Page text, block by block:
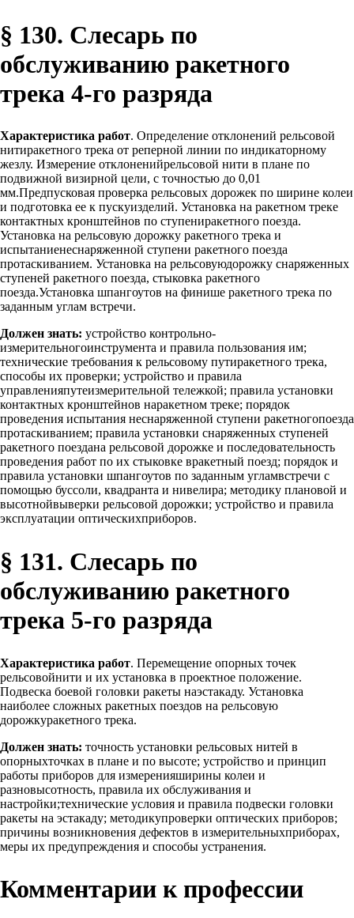
§ 130. Слесарь по
обслуживанию ракетного
трека 4-го разряда
Характеристика работ. Определение отклонений рельсовой
нитиракетного трека от реперной линии по индикаторному
жезлу. Измерение отклоненийрельсовой нити в плане по
подвижной визирной цели, с точностью до 0,01
мм.Предпусковая проверка рельсовых дорожек по ширине колеи
и подготовка ее к пускуизделий. Установка на ракетном треке
контактных кронштейнов по ступениракетного поезда.
Установка на рельсовую дорожку ракетного трека и
испытаниенеснаряженной ступени ракетного поезда
протаскиванием. Установка на рельсовуюдорожку снаряженных
ступеней ракетного поезда, стыковка ракетного
поезда.Установка шпангоутов на финише ракетного трека по
заданным углам встречи.
Должен знать: устройство контрольно-
измерительногоинструмента и правила пользования им;
технические требования к рельсовому путиракетного трека,
способы их проверки; устройство и правила
управленияпутеизмерительной тележкой; правила установки
контактных кронштейнов наракетном треке; порядок
проведения испытания неснаряженной ступени ракетногопоезда
протаскиванием; правила установки снаряженных ступеней
ракетного поездана рельсовой дорожке и последовательность
проведения работ по их стыковке вракетный поезд; порядок и
правила установки шпангоутов по заданным угламвстречи с
помощью буссоли, квадранта и нивелира; методику плановой и
высотнойвыверки рельсовой дорожки; устройство и правила
эксплуатации оптическихприборов.
§ 131. Слесарь по
обслуживанию ракетного
трека 5-го разряда
Характеристика работ. Перемещение опорных точек
рельсовойнити и их установка в проектное положение.
Подвеска боевой головки ракеты наэстакаду. Установка
наиболее сложных ракетных поездов на рельсовую
дорожкуракетного трека.
Должен знать: точность установки рельсовых нитей в
опорныхточках в плане и по высоте; устройство и принцип
работы приборов для измеренияширины колеи и
разновысотность, правила их обслуживания и
настройки;технические условия и правила подвески головки
ракеты на эстакаду; методикупроверки оптических приборов;
причины возникновения дефектов в измерительныхприборах,
меры их предупреждения и способы устранения.
Комментарии к профессии